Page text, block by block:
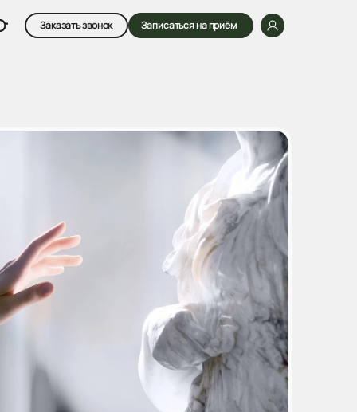
Заказать звонок Записаться на приём